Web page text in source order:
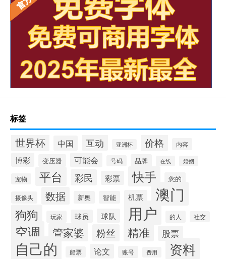
标签
世界杯 中国 互动 亚洲杯 价格 内容
博彩 变压器 可能会 号码 品牌 在线 婚姻
宠物 平台 彩民 彩票 快手 您的
摄像头 数据 新奥 智能 机票 澳门
狗狗 玩家 球员 球队 用户 的人 社交
空调 管家婆 粉丝 精准 股票
自己的 船票 论文 账号 费用 资料